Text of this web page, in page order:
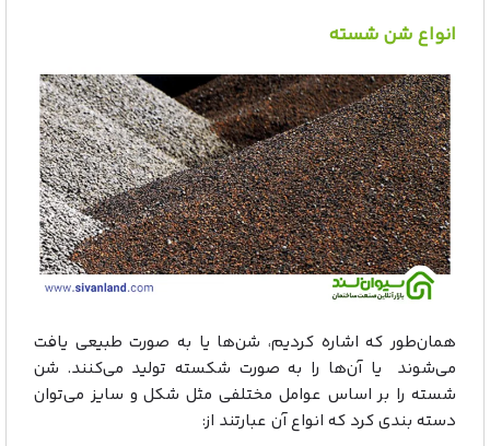
انواع شن شسته
همان‌طور که اشاره کردیم، شن‌ها یا به صورت طبیعی یافت
می‌شوند یا آن‌ها را به صورت شکسته تولید می‌کنند. شن
شسته را بر اساس عوامل مختلفی مثل شکل و سایز می‌توان
دسته بندی کرد که انواع آن عبارتند از: